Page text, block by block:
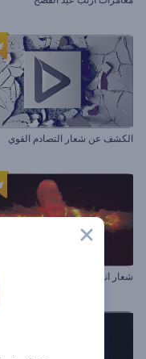
الكشف عن شعار التصادم القوي
شعار انبعاثات اللهب